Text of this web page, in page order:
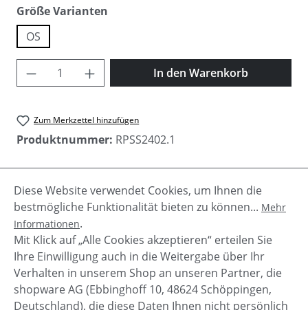
Größe Varianten
OS
Produkt Anzahl: Gib den gewünschten
In den Warenkorb
Zum Merkzettel hinzufügen
Produktnummer: RPSS2402.1
Beschreibung
Kuscheliger Damen Schal "Staz" von Rino & Pelle im
stylischen Strickmuster. Für den perfekten
Winterlook mit den D…Mehr
Diese Website verwendet Cookies, um Ihnen die
bestmögliche Funktionalität bieten zu können... Mehr
Informationen.
Mit Klick auf „Alle Cookies akzeptieren“ erteilen Sie
Ihre Einwilligung auch in die Weitergabe über Ihr
Verhalten in unserem Shop an unseren Partner, die
shopware AG (Ebbinghoff 10, 48624 Schöppingen,
Deutschland), die diese Daten Ihnen nicht persönlich